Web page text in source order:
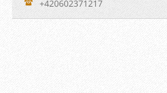
+420602371217